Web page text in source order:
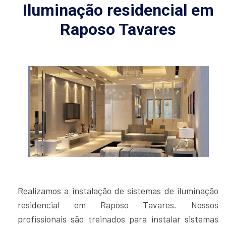
Iluminação residencial em
Raposo Tavares
Realizamos a instalação de sistemas de iluminação
residencial em Raposo Tavares. Nossos
profissionais são treinados para instalar sistemas